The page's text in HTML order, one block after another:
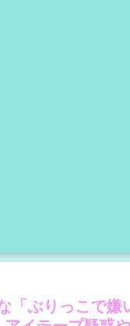
「ぶりっこで嫌